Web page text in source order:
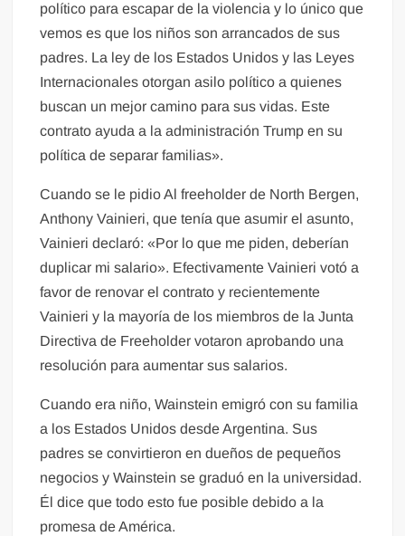
político para escapar de la violencia y lo único que
vemos es que los niños son arrancados de sus
padres. La ley de los Estados Unidos y las Leyes
Internacionales otorgan asilo político a quienes
buscan un mejor camino para sus vidas. Este
contrato ayuda a la administración Trump en su
política de separar familias».
Cuando se le pidio Al freeholder de North Bergen,
Anthony Vainieri, que tenía que asumir el asunto,
Vainieri declaró: «Por lo que me piden, deberían
duplicar mi salario». Efectivamente Vainieri votó a
favor de renovar el contrato y recientemente
Vainieri y la mayoría de los miembros de la Junta
Directiva de Freeholder votaron aprobando una
resolución para aumentar sus salarios.
Cuando era niño, Wainstein emigró con su familia
a los Estados Unidos desde Argentina. Sus
padres se convirtieron en dueños de pequeños
negocios y Wainstein se graduó en la universidad.
Él dice que todo esto fue posible debido a la
promesa de América.